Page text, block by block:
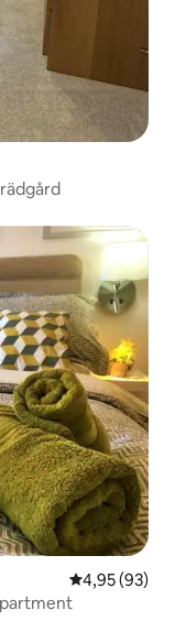
4,95 av 5 i
4,95 (93)